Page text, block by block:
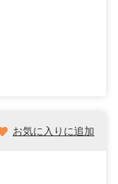
お気に入りに追加